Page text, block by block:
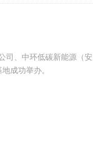
司、中环低碳新能源（安
成功举办。